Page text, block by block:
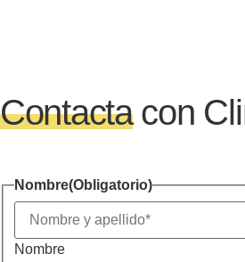
Contactacon
Nombre(Obligatorio)
Nombre